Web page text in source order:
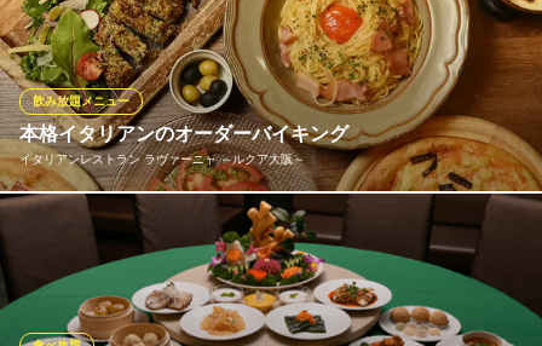
ます。 新鮮な旬の野菜とともに味わえば、四季折々の滋味が広が
り、贅沢な余韻を楽しめる至福のひととき。 素材、出汁、空間、
そのすべてにこだわり抜いた極上のしゃぶしゃぶを、心ゆくまで
ご堪能ください。
宮崎しゃぶしゃぶ霧峰
大阪駅直結の厳選牛鍋
ＪＲ大阪駅 徒歩1分
大阪府大阪市北区梅田3-1-3 サウスゲートビル16F
本格イタリアンのオーダーバイキング
イタリアンレストラン ラヴァーニャ ～ルクア大阪～
飲み放題メニュー
アラカルト全メニューOK！ 焼きたてピッツァや茹でたてパスタ、
前菜からデザートまで出来たてをお届け。 お好きなものを心ゆく
までお楽しみください。